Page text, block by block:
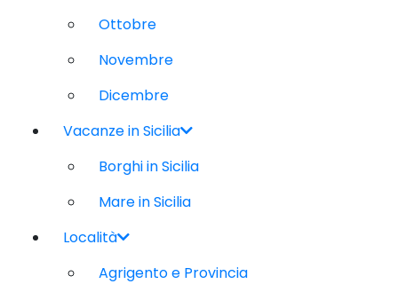
Ottobre
Novembre
Dicembre
Vacanze in Sicilia
Borghi in Sicilia
Mare in Sicilia
Località
Agrigento e Provincia